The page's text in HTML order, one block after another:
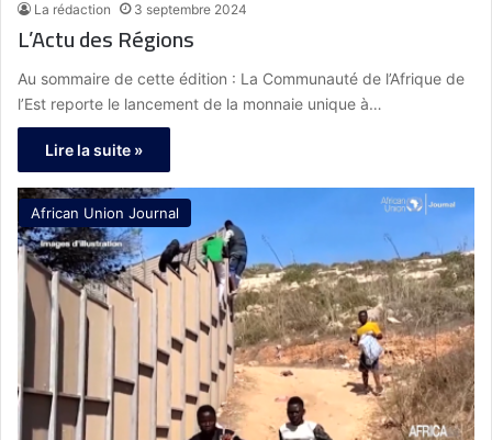
La rédaction 3 septembre 2024
L’Actu des Régions
Au sommaire de cette édition : La Communauté de l’Afrique de
l’Est reporte le lancement de la monnaie unique à…
Lire la suite »
African Union Journal